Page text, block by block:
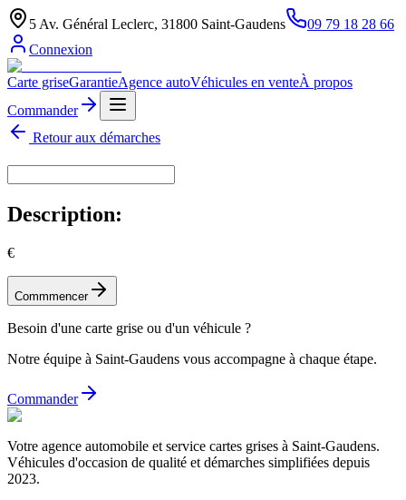
5 Av. Général Leclerc, 31800 Saint-Gaudens
09 79 18 28 66
Connexion
Carte griseGarantieAgence autoVéhicules en venteÀ propos
Commander
Retour aux démarches
Description:
€
Commmencer
Besoin d'une carte grise ou d'un véhicule ?
Notre équipe à Saint-Gaudens vous accompagne à chaque étape.
Commander
Votre agence automobile et service cartes grises à Saint-Gaudens.
Véhicules d'occasion de qualité et démarches simplifiées depuis
2023.